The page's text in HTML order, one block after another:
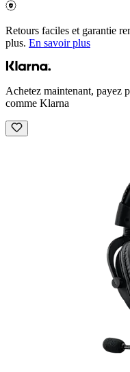
Retours faciles et garantie
plus. En savoir plus
Achetez maintenant, payez
comme Klarna